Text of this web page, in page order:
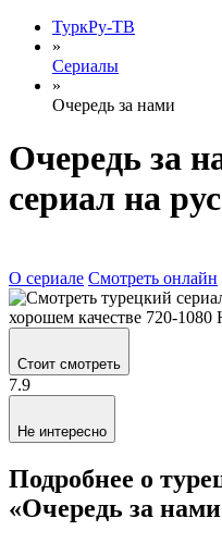
ТуркРу-ТВ
»
Сериалы
»
Очередь за нами
Очередь за
сериал на
О сериале Смотреть онлайн
Стоит смотреть
7.9
Не интересно
Подробнее о
«Очередь за